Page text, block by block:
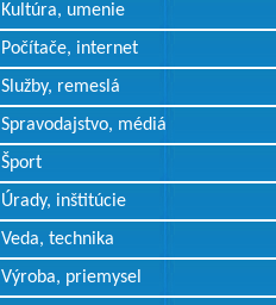
Kultúra, umenie
Počítače, internet
Služby, remeslá
Spravodajstvo, médiá
Šport
Úrady, inštitúcie
Veda, technika
Výroba, priemysel